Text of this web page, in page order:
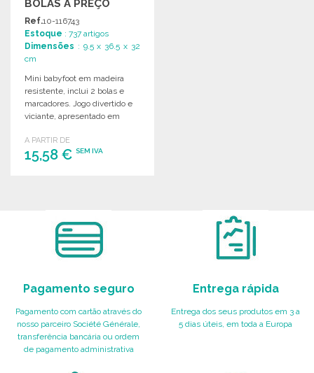
BOLAS A PREÇO
GROSSISTA
Ref.10-116743
Estoque : 737 artigos
Dimensões : 9.5 x 36.5 x 32
cm
Mini babyfoot em madeira
resistente, inclui 2 bolas e
marcadores. Jogo divertido e
viciante, apresentado em
A PARTIR DE
15,58 € SEM IVA
Pagamento seguro
Pagamento com cartão através do
nosso parceiro Société Générale,
transferência bancária ou ordem
de pagamento administrativa
Entrega rápida
Entrega dos seus produtos em 3 a
5 dias úteis, em toda a Europa